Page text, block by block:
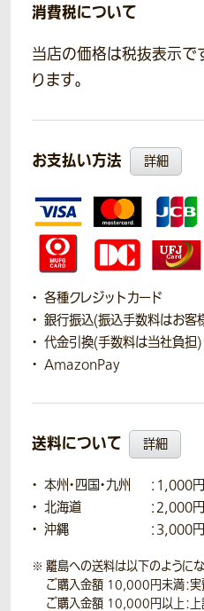
消費税について
当店の価格は税抜表示で
ります。
お支払い方法 詳細
各種クレジットカード
銀行振込(振込手数料はお客
代金引換(手数料は当社負担)
AmazonPay
送料について 詳細
本州・四国・九州
：1,000円
北海道
：2,000円
沖縄
：3,000円
離島への送料は以下のようにな
ご購入金額 10,000円未満：実
ご購入金額 10,000円以上：